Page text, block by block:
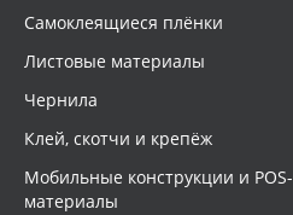
Самоклеящиеся плёнки
Листовые материалы
Чернила
Клей, скотчи и крепёж
Мобильные конструкции и POS-
материалы